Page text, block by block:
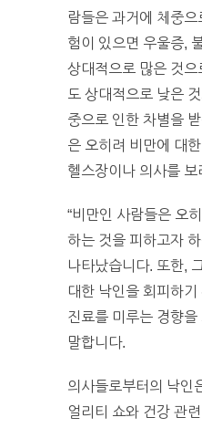
람들은 과거에 체중
험이 있으면 우울증,
상대적으로 많은 것
도 상대적으로 낮은
중으로 인한 차별을
은 오히려 비만에 대
헬스장이나 의사를
“비만인 사람들은 오
하는 것을 피하고자
나타났습니다. 또한,
대한 낙인을 회피하기
진료를 미루는 경향을
말합니다.
의사들로부터의 낙인
얼리티 쇼와 건강 관